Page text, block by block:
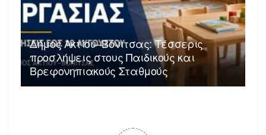
Δήμος Ακτίου–Βόνιτσας: Τέσσερις
προσλήψεις στους Παιδικούς και
Βρεφονηπιακούς Σταθμούς